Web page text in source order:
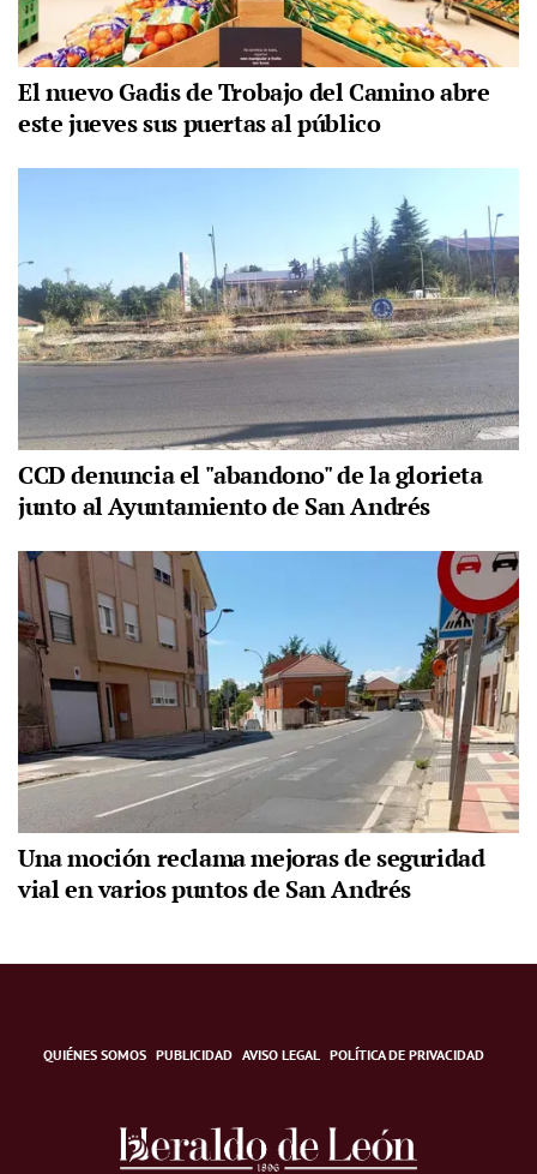
El nuevo Gadis de Trobajo del Camino abre
este jueves sus puertas al público
CCD denuncia el "abandono" de la glorieta
junto al Ayuntamiento de San Andrés
Una moción reclama mejoras de seguridad
vial en varios puntos de San Andrés
QUIÉNES SOMOS PUBLICIDAD AVISO LEGAL POLÍTICA DE PRIVACIDAD